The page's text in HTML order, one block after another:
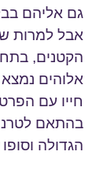
גם אליהם
אבל למרות
הקטנים,
אלוהים
חייו עם
בהתאם
הגדולה